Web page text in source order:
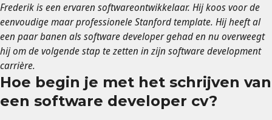
Frederik is een ervaren softwareontwikkelaar. Hij koos voor de
eenvoudige maar professionele Stanford template. Hij heeft al
een paar banen als software developer gehad en nu overweegt
hij om de volgende stap te zetten in zijn software development
carrière.
Hoe begin je met het schrijven van
een software developer cv?